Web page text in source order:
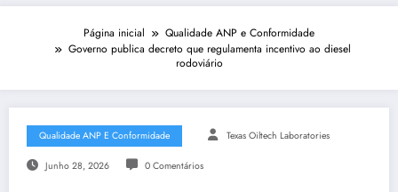
Página inicial
Qualidade ANP e Conformidade
Governo publica decreto que regulamenta incentivo ao diesel
rodoviário
Qualidade ANP E Conformidade Texas Oiltech Laboratories
Junho 28, 2026 0 Comentários